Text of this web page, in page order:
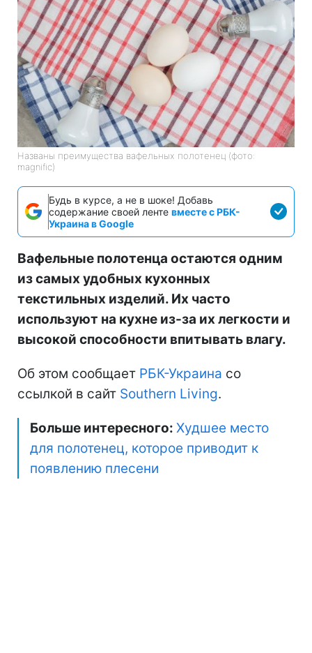
Названы преимущества вафельных полотенец (фото:
magnific)
Будь в курсе, а не в шоке! Добавь
содержание своей ленте вместе с РБК-
Украина в Google
Вафельные полотенца остаются одним
из самых удобных кухонных
текстильных изделий. Их часто
используют на кухне из-за их легкости и
высокой способности впитывать влагу.
Об этом сообщает РБК-Украина со
ссылкой в сайт Southern Living.
Больше интересного: Худшее место
для полотенец, которое приводит к
появлению плесени